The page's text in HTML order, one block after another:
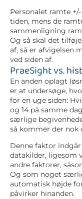
Personalet ramte
tiden, mens de
sammenligning
Og så skal det
af, så er afvigelsen
ved siden af.
PraeSight vs.
En anden oplagt
er at undersøge,
for en uge siden:
og 14 på samme
særlige
så kommer der nok
Denne faktor
datakilder, ligesom
andre faktorer,
Og som noget
automatisk højde
påvirker hinanden.